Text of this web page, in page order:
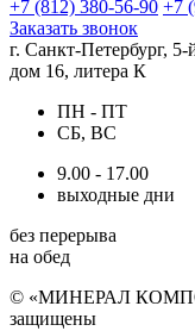
+7 (812) 380-56-90 +7
Заказать звонок
г. Санкт-Петербург,
дом 16, литера К
ПН - ПТ
СБ, ВС
9.00 - 17.00
выходные дни
без перерыва
на обед
© «МИНЕРАЛ
защищены